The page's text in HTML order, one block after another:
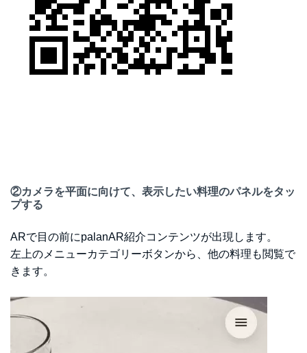
②カメラを平面に向けて、表示したい料理のパネルをタッ
プする
ARで目の前にpalanAR紹介コンテンツが出現します。
左上のメニューカテゴリーボタンから、他の料理も閲覧で
きます。